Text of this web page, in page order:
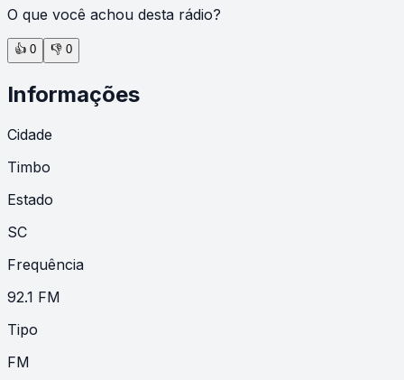
O que você achou desta rádio?
👍 0 👎 0
Informações
Cidade
Timbo
Estado
SC
Frequência
92.1 FM
Tipo
FM